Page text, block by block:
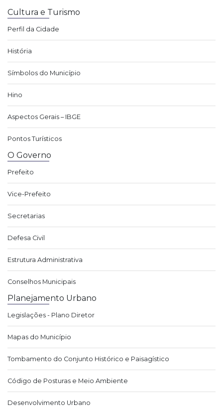
Cultura e Turismo
Perfil da Cidade
História
Símbolos do Município
Hino
Aspectos Gerais – IBGE
Pontos Turísticos
O Governo
Prefeito
Vice-Prefeito
Secretarias
Defesa Civil
Estrutura Administrativa
Conselhos Municipais
Planejamento Urbano
Legislações - Plano Diretor
Mapas do Município
Tombamento do Conjunto Histórico e Paisagístico
Código de Posturas e Meio Ambiente
Desenvolvimento Urbano